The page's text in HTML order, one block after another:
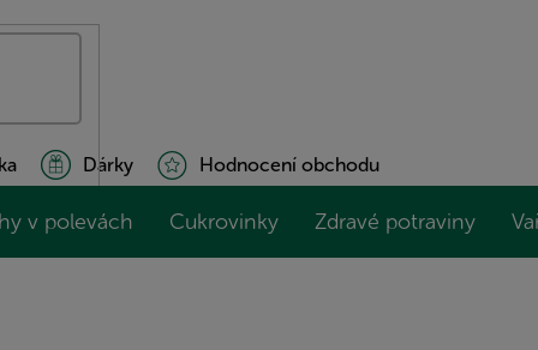
Dárky Hodnocení obchodu
v polevách Cukrovinky Zdravé potraviny